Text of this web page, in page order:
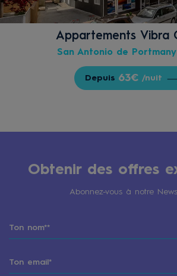
Appartements Vibra
San Antonio de
Depuis 63€ /nuit
Obtenir des offres
Abonnez-vous à notre